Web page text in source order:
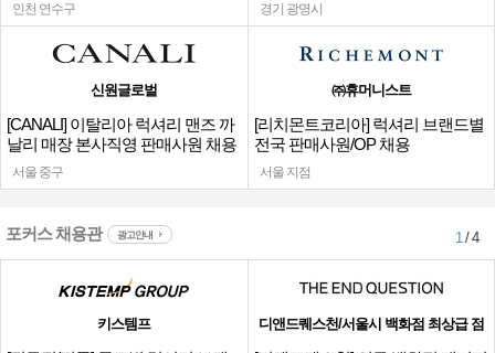
인천 연수구 경기 광명시
신원글로벌
[CANALI] 이탈리아 럭셔리 맨즈 까
날리 매장 본사직영 판매사원 채용
서울 중구
㈜휴머니스트
[리치몬트코리아] 럭셔리 브랜드별
전국 판매사원/OP 채용
서울 지점
포커스 채용관 광고안내 1/ 4
키스템프 디앤드퀘스천/서울시 백화점 최상급 점